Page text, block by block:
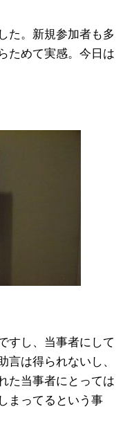
た。新規参加者も多
ためて実感。今日は
すし、当事者にして
言は得られないし、
た当事者にとっては
まってるという事